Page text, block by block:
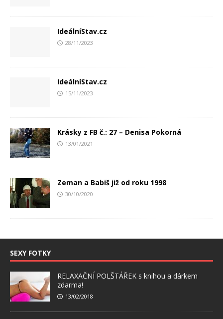
IdeálníStav.cz
28/11/2023
IdeálníStav.cz
15/11/2023
Krásky z FB č.: 27 – Denisa Pokorná
13/01/2021
Zeman a Babiš již od roku 1998
30/10/2020
SEXY FOTKY
RELAXAČNÍ POLŠTÁŘEK s knihou a dárkem
zdarma!
13/02/2018